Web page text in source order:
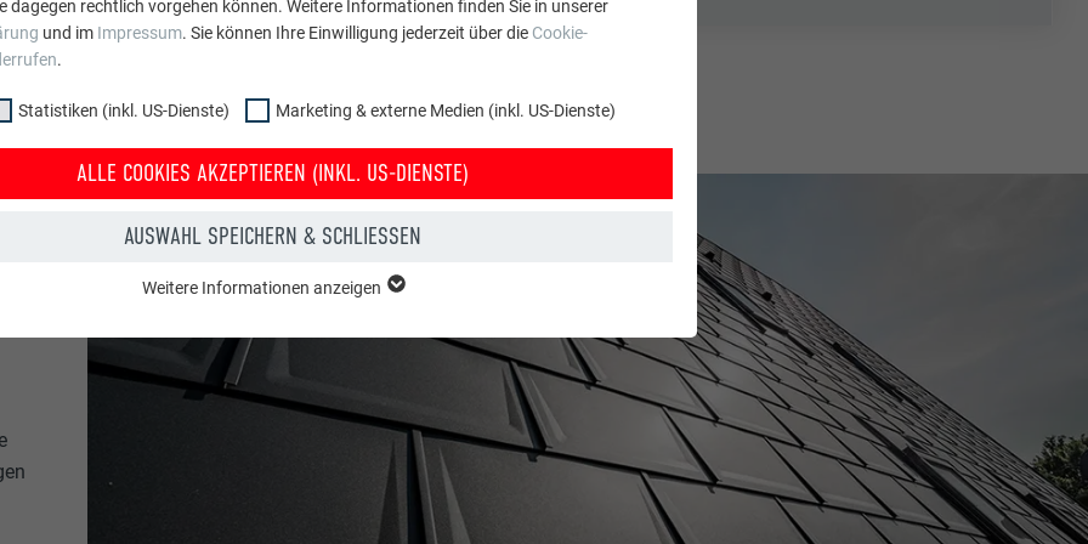
dagegen rechtlich vorgehen können. Weitere Informationen finden Sie in unserer
und im Impressum. Sie können Ihre Einwilligung jederzeit über die Cookie-
.
Statistiken (inkl. US-Dienste) Marketing & externe Medien (inkl. US-Dienste)
ALLE COOKIES AKZEPTIEREN (INKL. US-DIENSTE)
AUSWAHL SPEICHERN & SCHLIESSEN
die Website einwandfrei funktioniert.
Cookie-Informationen anzeigen
US-DIENSTE)
US-Dienste)"-Cookies helfen uns zu verstehen, wie die Website genutzt wird.
gesammelt, um die Nutzererfahrung der Website zu verbessern.
Weitere Informationen anzeigen